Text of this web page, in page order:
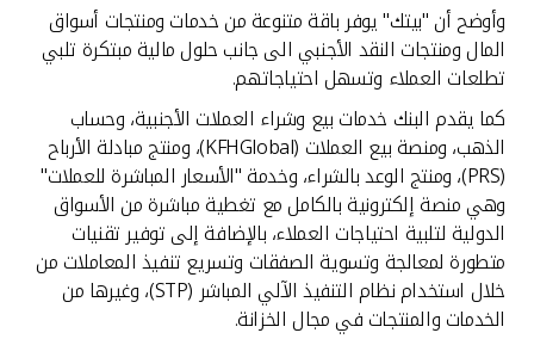
وأوضح أن "بيتك" يوفر باقة متنوعة من خدمات ومنتجات أسواق
المال ومنتجات النقد الأجنبي الى جانب حلول مالية مبتكرة تلبي
تطلعات العملاء وتسهل احتياجاتهم.
كما يقدم البنك خدمات بيع وشراء العملات الأجنبية، وحساب
الذهب، ومنصة بيع العملات (KFHGlobal)، ومنتج مبادلة الأرباح
(PRS)، ومنتج الوعد بالشراء، وخدمة "الأسعار المباشرة للعملات"
وهي منصة إلكترونية بالكامل مع تغطية مباشرة من الأسواق
الدولية لتلبية احتياجات العملاء، بالإضافة إلى توفير تقنيات
متطورة لمعالجة وتسوية الصفقات وتسريع تنفيذ المعاملات من
خلال استخدام نظام التنفيذ الآلي المباشر (STP)، وغيرها من
الخدمات والمنتجات في مجال الخزانة.